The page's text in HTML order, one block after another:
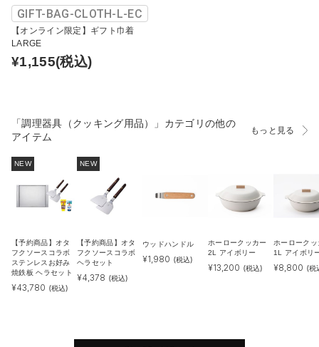
GIFT-BAG-CLOTH-L-EC
【オンライン限定】ギフト巾着
LARGE
¥1,155(税込)
「調理器具（クッキング用品）」カテゴリの他の
アイテム
もっと見る
NEW
【予約商品】オタ
フクソースコラボ
ステンレスお好み
焼鉄板 ヘラセット
¥43,780 (税込)
NEW
【予約商品】オタ
フクソースコラボ
ヘラセット
¥4,378 (税込)
ウッドハンドル
¥1,980 (税込)
ホーロークッカー
2L アイボリー
¥13,200 (税込)
ホーロークッ
1L アイボリ
¥8,800 (税